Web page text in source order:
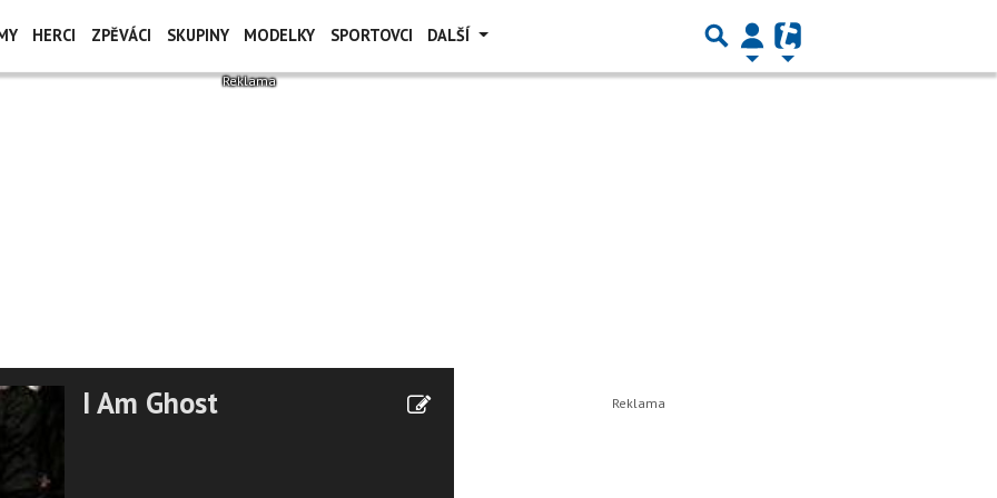
HERCI ZPĚVÁCI SKUPINY MODELKY SPORTOVCI DALŠÍ
I Am Ghost